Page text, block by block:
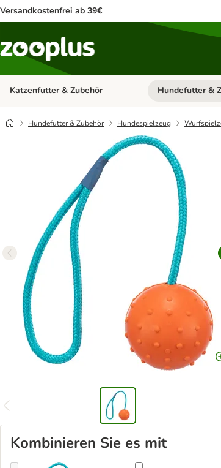
Versandkostenfrei ab 39€
Katzenfutter & Zubehör Kategorie-Menü
Hundefutter &
Hundefutter & Zubehör Hundespielzeug
Kombinieren Sie es mit